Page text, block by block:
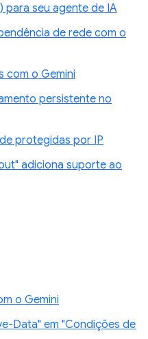
para seu agente de IA
de rede com o
com o Gemini
persistente no
protegidas por IP
adiciona suporte ao
o Gemini
Data" em "Condições de